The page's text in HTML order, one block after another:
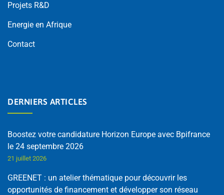
Projets R&D
Energie en Afrique
Contact
DERNIERS ARTICLES
Boostez votre candidature Horizon Europe avec Bpifrance
le 24 septembre 2026
21 juillet 2026
GREENET : un atelier thématique pour découvrir les
opportunités de financement et développer son réseau